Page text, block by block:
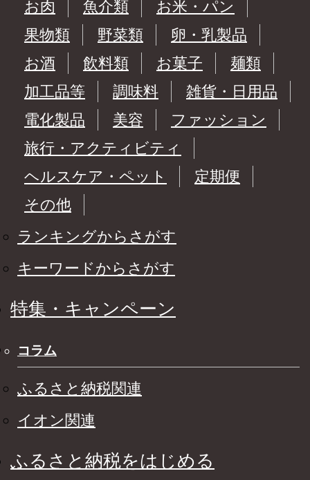
お肉
魚介類
お米・パン
果物類
野菜類
卵・乳製品
お酒
飲料類 お菓子
麺類
加工品等
調味料
雑貨・日用品
電化製品
美容
ファッション
旅行・アクティビティ
ヘルスケア・ペット
定期便
その他
ランキングからさがす
キーワードからさがす
特集・キャンペーン
コラム
ふるさと納税関連
イオン関連
ふるさと納税をはじめる